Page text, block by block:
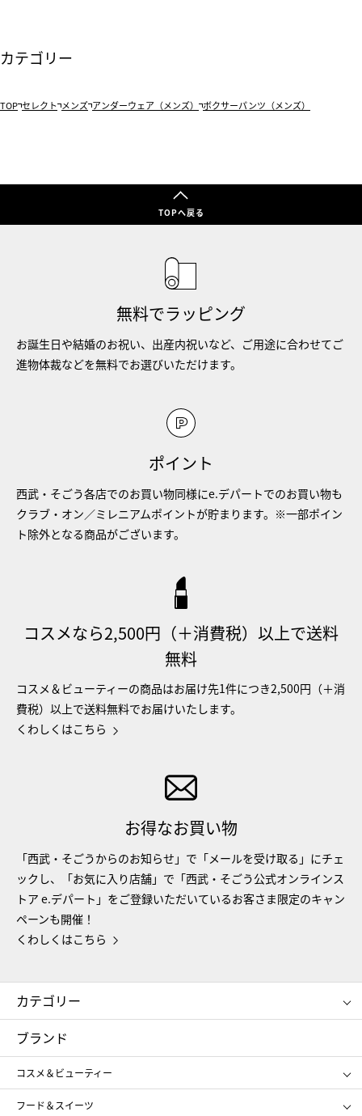
カテゴリー
TOP セレクト メンズ アンダーウェア（メンズ） ボクサーパンツ（メンズ）
TOPへ戻る
無料でラッピング
お誕生日や結婚のお祝い、出産内祝いなど、ご用途に合わせてご
進物体裁などを無料でお選びいただけます。
ポイント
西武・そごう各店でのお買い物同様にe.デパートでのお買い物も
クラブ・オン／ミレニアムポイントが貯まります。※一部ポイン
ト除外となる商品がございます。
コスメなら2,500円（＋消費税）以上で送料
無料
コスメ＆ビューティーの商品はお届け先1件につき2,500円（＋消
費税）以上で送料無料でお届けいたします。
くわしくはこちら
お得なお買い物
「西武・そごうからのお知らせ」で「メールを受け取る」にチェ
ックし、「お気に入り店舗」で「西武・そごう公式オンラインス
トア e.デパート」をご登録いただいているお客さま限定のキャン
ペーンも開催！
くわしくはこちら
カテゴリー
コスメ＆ビューティー
ギフト
レディース
メンズ
スポーツ・アウトドア
ブランド
コスメ＆ビューティー
SHISEIDO
フード＆スイーツ